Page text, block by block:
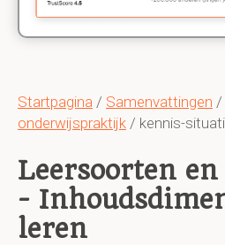
Startpagina / Samenvattingen /
onderwijspraktijk / kennis-
Leersoorten
-
leren